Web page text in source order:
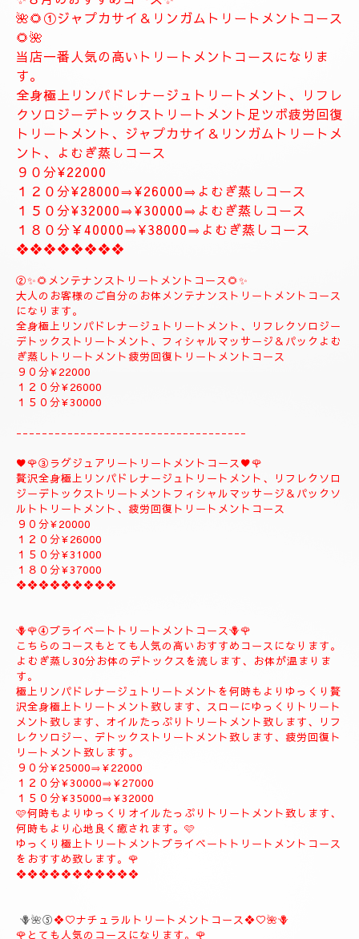
❖❖❖❖❖❖❖❖❖❖❖❖
✨８月のおすすめコース✨
🌺🌻①ジャプカサイ＆リンガムトリートメントコース
🌻🌺
当店一番人気の高いトリートメントコースになりま
す。
全身極上リンパドレナージュトリートメント、リフレ
クソロジーデトックストリートメント足ツボ疲労回復
トリートメント、ジャプカサイ＆リンガムトリートメ
ント、よむぎ蒸しコース
９０分¥22000
１２０分¥28000⇒¥26000⇒よむぎ蒸しコース
１５０分¥32000⇒¥30000⇒よむぎ蒸しコース
１８０分￥40000⇒¥38000⇒よむぎ蒸しコース
❖❖❖❖❖❖❖❖
②✨🌻メンテナンストリートメントコース🌻✨
大人のお客様のご自分のお体メンテナンストリートメントコース
になります。
全身極上リンパドレナージュトリートメント、リフレクソロジー
デトックストリートメント、フィシャルマッサージ＆パックよむ
ぎ蒸しトリートメント疲労回復トリートメントコース
９０分¥22000
------------------------------------
♥️🌹③ラグジュアリートリートメントコース♥️🌹
贅沢全身極上リンパドレナージュトリートメント、リフレクソロ
ジーデトックストリートメントフィシャルマッサージ＆パックソ
ルトトリートメント、疲労回復トリートメントコース
９０分¥20000
１２０分¥26000
１５０分¥31000
🪻🌹④プライベートトリートメントコース🪻🌹
こちらのコースもとても人気の高いおすすめコースになります。
よむぎ蒸し30分お体のデトックスを流します、お体が温まりま
す。
極上リンパドレナージュトリートメントを何時もよりゆっくり贅
沢全身極上トリートメント致します、スローにゆっくりトリート
メント致します、オイルたっぷりトリートメント致します、リフ
レクソロジー、デトックストリートメント致します、疲労回復ト
リートメント致します。
９０分¥25000⇒¥22000
１２０分¥30000⇒¥27000
１５０分¥35000⇒¥32000
🩷何時もよりゆっくりオイルたっぷりトリートメント致します、
何時もより心地良く癒されます。🩷
ゆっくり極上トリートメントプライベートトリートメントコース